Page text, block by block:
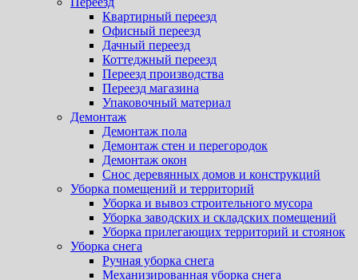
Квартирный переезд
Офисный переезд
Дачный переезд
Коттеджный переезд
Переезд производства
Переезд магазина
Упаковочный материал
Демонтаж
Демонтаж пола
Демонтаж стен и перегородок
Демонтаж окон
Снос деревянных домов и конструкций
Уборка помещений и территорий
Уборка и вывоз строительного мусора
Уборка заводских и складских помещений
Уборка прилегающих территорий и стоянок
Уборка снега
Ручная уборка снега
Механизированная уборка снега